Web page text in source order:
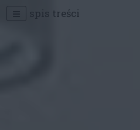
spis treści